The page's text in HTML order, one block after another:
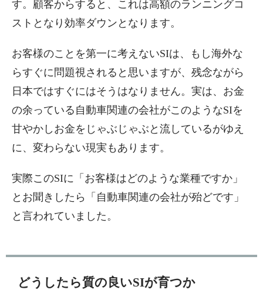
す。顧客からすると、これは高額のランニングコ
ストとなり効率ダウンとなります。
お客様のことを第一に考えないSIは、もし海外な
らすぐに問題視されると思いますが、残念ながら
日本ではすぐにはそうはなりません。実は、お金
の余っている自動車関連の会社がこのようなSIを
甘やかしお金をじゃぶじゃぶと流しているがゆえ
に、変わらない現実もあります。
実際このSIに「お客様はどのような業種ですか」
とお聞きしたら「自動車関連の会社が殆どです」
と言われていました。
どうしたら質の良いSIが育つか